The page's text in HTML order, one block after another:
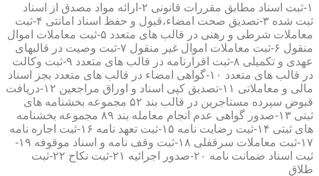
۱-ثبت اسناد مطابق مقررات قانونی ۲-ارائه مواد مصدق از اسناد
ثبت شده ۳-تصدیق صحت امضاء،قبول و حفظ اسناد امانتی ۴-ثبت
معاملات شرطی و رهنی در قالب های متعدد ۵-ثبت معاملات اموال
منقول ۶-ثبت معاملات اموال غیر منقول ۷-ثبت وصیت در قالبهای
عهدی و تکمیلی ۸-ثبت اقرارنامه در قالب های متعدد ۹-ثبت وکالت
در قالب های متعدد ۱۰-گواهی امضاء در قالب های متعدد بجز اسناد
مالی و معاملاتی ۱۱-تصدیق کپی اسناد و اوراق مراجعین ۱۲-دریافت
قبوض سپرده مستاجرین در قالب بند ۵۲ مجموعه بخشنامه های
ثبتی ۱۳-صدور گواهی عدم انجام معامله بند ۸۹ مجموعه بخشنامه
های ثبتی ۱۴-ثبت رضایت نامه ۱۵-ثبت تعهد نامه ۱۶-ثبت اجاره نامه
۱۷-ثبت معاملات سرقفلی ۱۸-ثبت وقف نامه و اسناد موقوفه ۱۹-
ثبت اسناد ضمانت نامه ۲۰-صدور اجرائیه ۲۱-ثبت نکاح ۲۲-ثبت
طلاق